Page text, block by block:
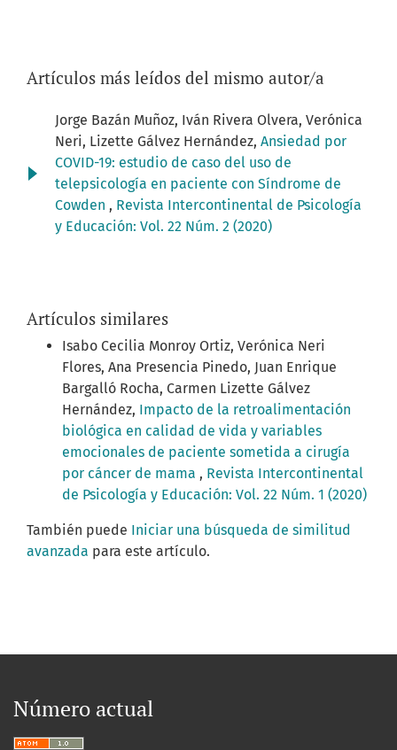
Artículos más leídos del mismo autor/a
Jorge Bazán Muñoz, Iván Rivera Olvera, Verónica
Neri, Lizette Gálvez Hernández, Ansiedad por
COVID-19: estudio de caso del uso de
telepsicología en paciente con Síndrome de
Cowden , Revista Intercontinental de Psicología
y Educación: Vol. 22 Núm. 2 (2020)
Artículos similares
Isabo Cecilia Monroy Ortiz, Verónica Neri
Flores, Ana Presencia Pinedo, Juan Enrique
Bargalló Rocha, Carmen Lizette Gálvez
Hernández, Impacto de la retroalimentación
biológica en calidad de vida y variables
emocionales de paciente sometida a cirugía
por cáncer de mama , Revista Intercontinental
de Psicología y Educación: Vol. 22 Núm. 1 (2020)
También puede Iniciar una búsqueda de similitud
avanzada para este artículo.
Número actual